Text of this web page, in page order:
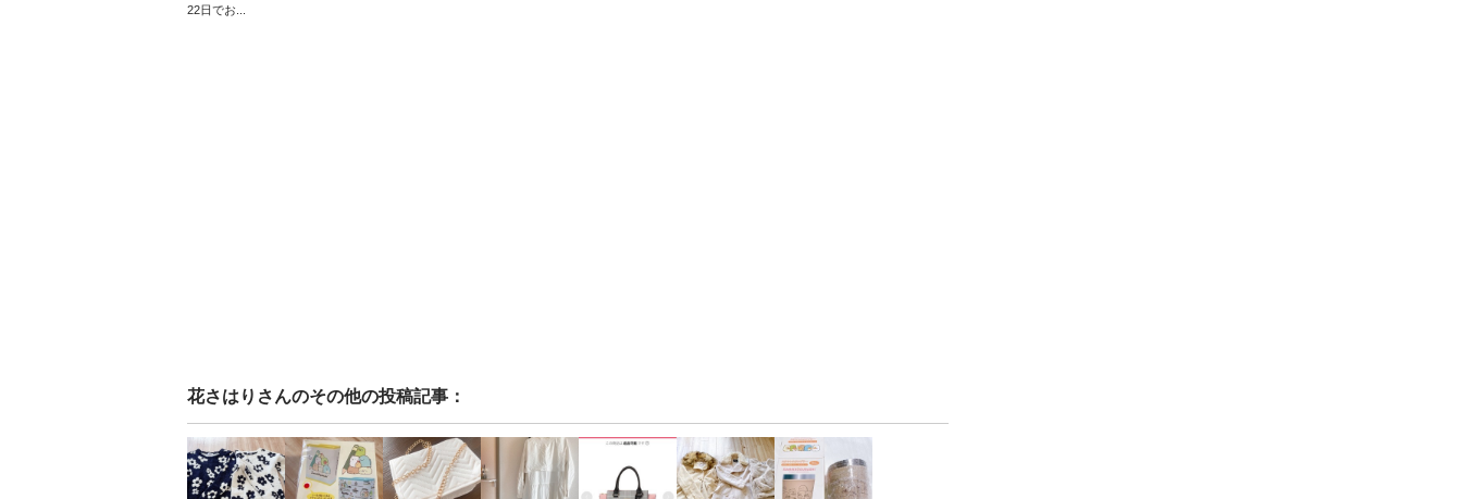
22日でお...
花さはり さんのその他の投稿記事：